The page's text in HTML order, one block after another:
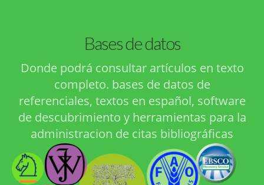
Bases de datos
Donde podrá consultar artículos en texto
completo. bases de datos de
referenciales, textos en español, software
de descubrimiento y herramientas para la
administracion de citas bibliográficas